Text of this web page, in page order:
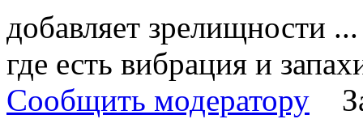
добавляет зрелищности
где есть вибрация и
Сообщить модератору